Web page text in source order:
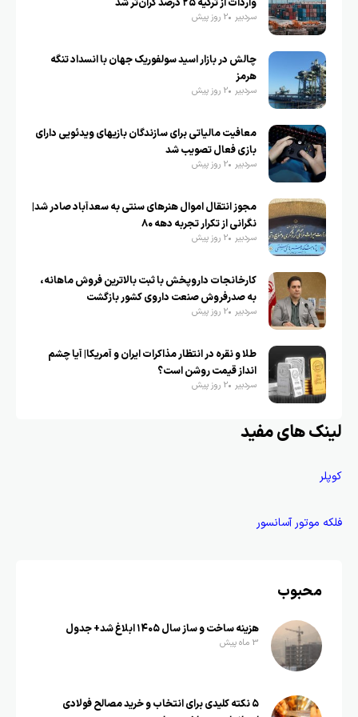
سردبیر 2 روز پیش
چالش در بازار اسید سولفوریک جهان با انسداد تنگه
هرمز
سردبیر 2 روز پیش
معافیت مالیاتی برای سازندگان بازیهای ویدئویی دارای
بازی فعال تصویب شد
سردبیر 2 روز پیش
مجوز انتقال اموال هنرهای سنتی به سعدآباد صادر شد|
نگرانی از تکرار تجربه دهه ۸۰
سردبیر 2 روز پیش
کارخانجات داروپخش با ثبت بالاترین فروش ماهانه،
به صدرفروش صنعت داروی کشور بازگشت
سردبیر 2 روز پیش
طلا و نقره در انتظار مذاکرات ایران و آمریکا| آیا چشم
انداز قیمت روشن است؟
سردبیر 2 روز پیش
لینک های مفید
کوپلر
فلکه موتور آسانسور
محبوب
هزینه ساخت و ساز سال ۱۴۰۵ ابلاغ شد+ جدول
3 ماه پیش
۵ نکته کلیدی برای انتخاب و خرید مصالح فولادی